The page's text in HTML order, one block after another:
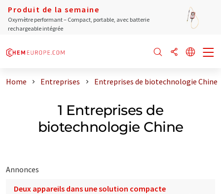
Produit de la semaine
Oxymètre performant – Compact, portable, avec batterie
rechargeable intégrée
Home Entreprises Entreprises de biotechnologie Chine
1 Entreprises de
biotechnologie Chine
Annonces
Deux appareils dans une solution compacte